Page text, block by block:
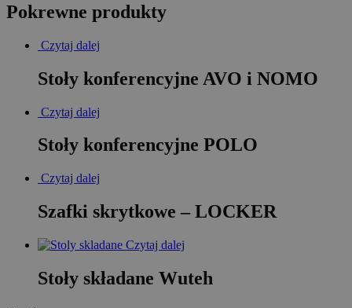
Pokrewne produkty
Czytaj dalej
Stoły konferencyjne AVO i NOMO
Czytaj dalej
Stoły konferencyjne POLO
Czytaj dalej
Szafki skrytkowe – LOCKER
Czytaj dalej
Stoły składane Wuteh